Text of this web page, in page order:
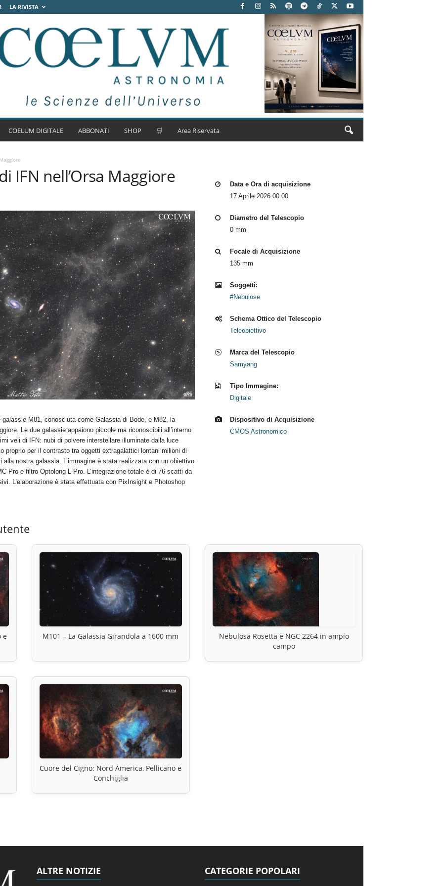
LA RIVISTA
COELUM DIGITALE ABBONATI SHOP 🛒 Area Riservata
IFN nell’Orsa Maggiore
M81, conosciuta come Galassia di Bode, e M82, la
Le due galassie appaiono piccole ma riconoscibili all’interno
veli di IFN: nubi di polvere interstellare illuminate dalla luce
proprio per il contrasto tra oggetti extragalattici lontani milioni di
nostra galassia. L’immagine è stata realizzata con un obiettivo
Pro e filtro Optolong L-Pro. L’integrazione totale è di 76 scatti da
L’elaborazione è stata effettuata con PixInsight e Photoshop
Data e Ora di acquisizione
17 Aprile 2026 00:00
Diametro del Telescopio
0 mm
Focale di Acquisizione
135 mm
Soggetti:
#Nebulose
Schema Ottico del Telescopio
Teleobiettivo
Marca del Telescopio
Samyang
Tipo Immagine:
Digitale
Dispositivo di Acquisizione
CMOS Astronomico
e
M101 – La Galassia Girandola a 1600 mm
Nebulosa Rosetta e NGC 2264 in ampio
campo
Cuore del Cigno: Nord America, Pellicano e
Conchiglia
ALTRE NOTIZIE CATEGORIE POPOLARI